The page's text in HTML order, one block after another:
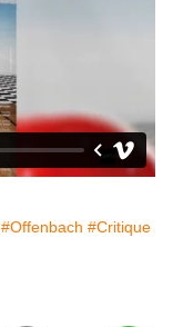
#Offenbach #Critique